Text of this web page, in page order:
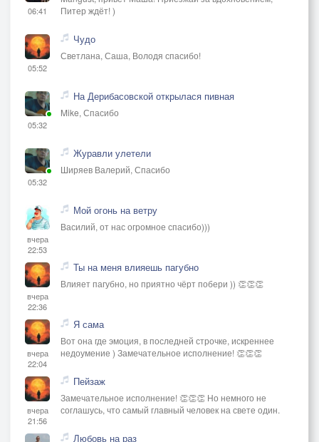
06:41
Питер ждёт! )
05:52
Чудо
Светлана, Саша, Володя спасибо!
05:32
На Дерибасовской открылася пивная
Mike, Спасибо
05:32
Журавли улетели
Ширяев Валерий, Спасибо
вчера
22:53
Мой огонь на ветру
Василий, от нас огромное спасибо)))
вчера
22:36
Ты на меня влияешь пагубно
Влияет пагубно, но приятно чёрт побери )) 👏👏👏
вчера
22:04
Я сама
Вот она где эмоция, в последней строчке, искреннее
недоумение ) Замечательное исполнение! 👏👏👏
вчера
21:56
Пейзаж
Замечательное исполнение! 👏👏👏 Но немного не
соглашусь, что самый главный человек на свете один.
Любовь на раз